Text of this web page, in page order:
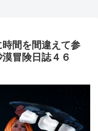
間を間違えて参
冒険日誌４６